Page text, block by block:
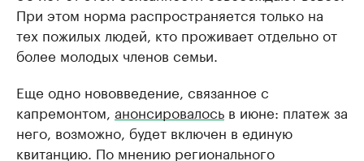
При этом норма распространяется только на
тех пожилых людей, кто проживает отдельно от
более молодых членов семьи.
Еще одно нововведение, связанное с
капремонтом, анонсировалось в июне: платеж за
него, возможно, будет включен в единую
квитанцию. По мнению регионального